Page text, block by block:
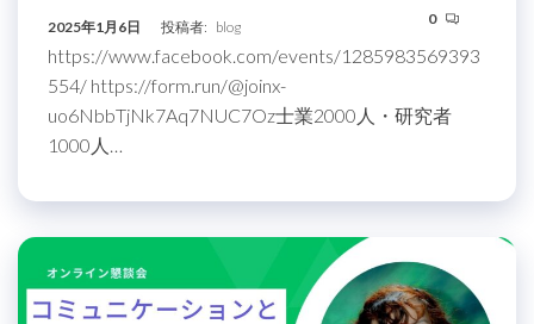
2025年1月6日 投稿者: blog 0
https://www.facebook.com/events/1285983569393
554/ https://form.run/@joinx-
uo6NbbTjNk7Aq7NUC7Oz士業2000人・研究者
1000人…